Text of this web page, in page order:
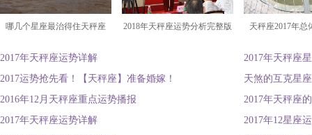
哪几个星座最治得住天秤座 2018年天秤座运势分析完整版 天秤座2017年总
2017年天秤座运势详解
2017年天秤座
2017运势抢先看！【天秤座】准备婚嫁！
天煞的互克星
2016年12月天秤座重点运势播报
2017年天秤座
2017年天秤座运势详解
2017年12星座